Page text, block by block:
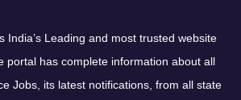
India’s Leading and most trusted website
portal has complete information about all
Jobs, its latest notifications, from all state